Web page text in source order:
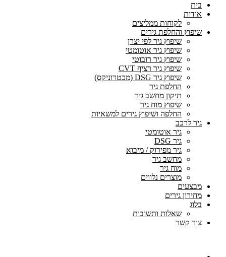
בית
אודות
לקוחות ממליצים
שיפוץ והחלפת גירים
שיפוץ גיר לפי יצרן
שיפוץ גיר אוטומטי
שיפוץ גיר רובוטי
שיפוץ גיר רציף CVT
שיפוץ גיר DSG (מכטרוניקס)
החלפת גיר
תיקון מחשב גיר
שיפוץ מוח גיר
החלפה ושיפוץ גירים למשאיות
גיר לרכב
גיר אוטומטי
גיר DSG
גיר מפירוק / מיבוא
מחשב גיר
מוח גיר
מוצרים נלווים
מבצעים
מחירון גירים
בלוג
שאלות ותשובות
צור קשר